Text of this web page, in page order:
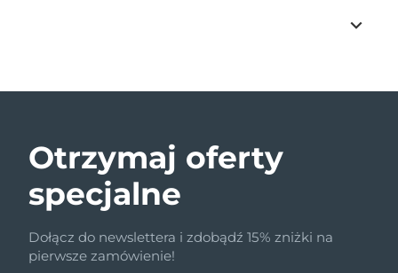
Otrzymaj oferty
specjalne
Dołącz do newslettera i zdobądź 15% zniżki na
pierwsze zamówienie!